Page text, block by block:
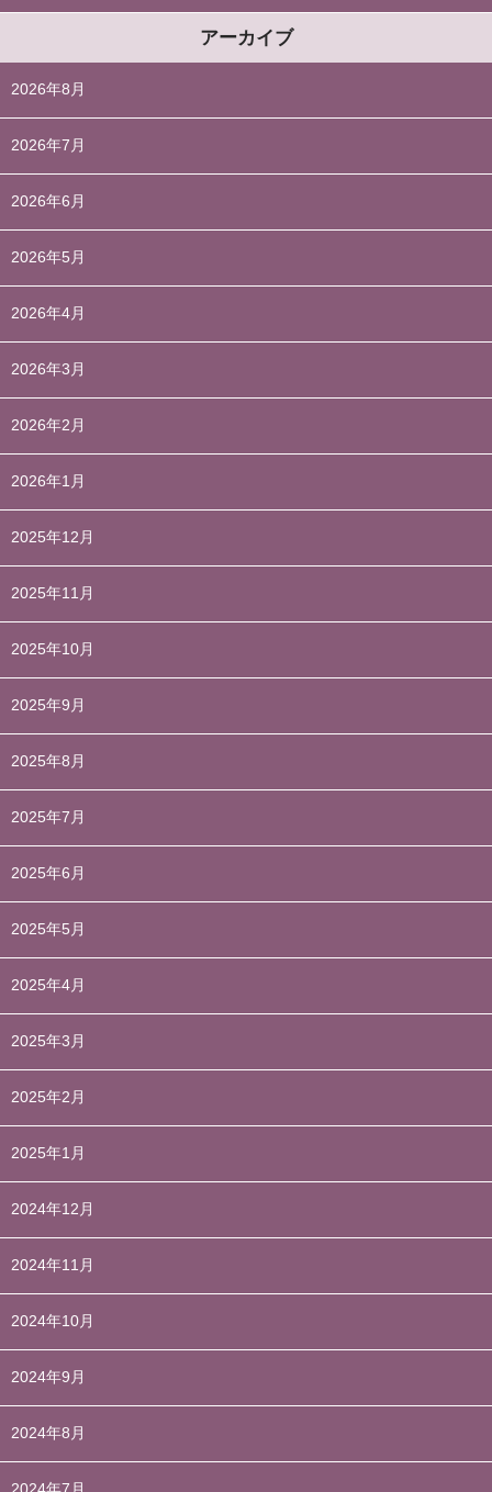
アーカイブ
2026年8月
2026年7月
2026年6月
2026年5月
2026年4月
2026年3月
2026年2月
2026年1月
2025年12月
2025年11月
2025年10月
2025年9月
2025年8月
2025年7月
2025年6月
2025年5月
2025年4月
2025年3月
2025年2月
2025年1月
2024年12月
2024年11月
2024年10月
2024年9月
2024年8月